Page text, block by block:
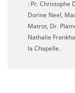
: Pr. Christophe
Dorine Neel,
Matrot, Dr.
Nathalie
la Chapelle.